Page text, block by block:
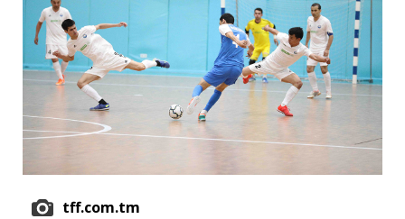
tff.com.tm